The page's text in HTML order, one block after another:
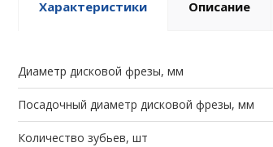
Характеристики Описание
Диаметр дисковой фрезы, мм
Посадочный диаметр дисковой фрезы, мм
Количество зубьев, шт